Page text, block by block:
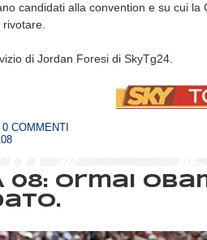
candidati alla convention e su cui la
di Jordan Foresi di SkyTg24.
0 COMMENTI
08: Ormai